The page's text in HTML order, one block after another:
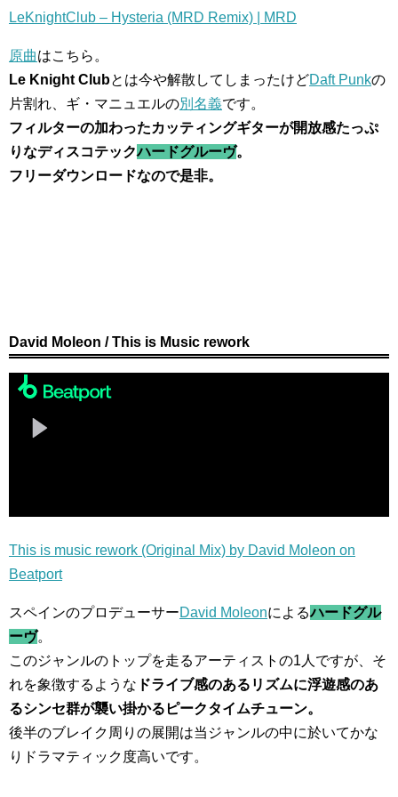
LeKnightClub – Hysteria (MRD Remix) | MRD
原曲はこちら。
Le Knight Clubとは今や解散してしまったけどDaft Punkの
片割れ、ギ・マニュエルの別名義です。
フィルターの加わったカッティングギターが開放感たっぷ
りなディスコテックハードグルーヴ。
フリーダウンロードなので是非。
David Moleon / This is Music rework
This is music rework (Original Mix) by David Moleon on
Beatport
スペインのプロデューサーDavid Moleonによるハードグル
ーヴ。
このジャンルのトップを走るアーティストの1人ですが、そ
れを象徴するような ドライブ感のあるリズムに浮遊感のあ
るシンセ群が襲い掛かるピークタイムチューン。
後半のブレイク周りの展開は当ジャンルの中に於いてかな
りドラマティック度高いです。